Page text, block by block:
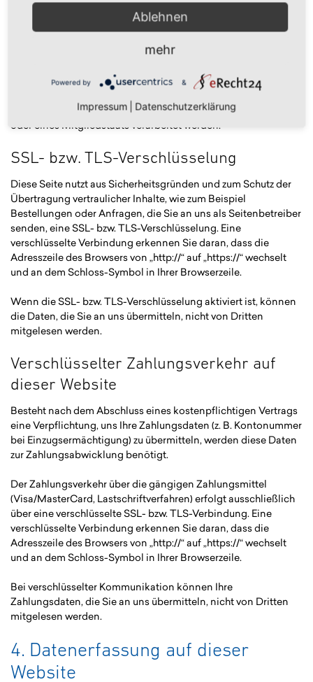
Wenn Sie die Verarbeitung Ihrer personenbezogenen Daten
eingeschränkt haben, dürfen diese Daten – von ihrer
Speicherung abgesehen – nur mit Ihrer Einwilligung oder zur
Rechtsansprüchen oder zum Schutz der Rechte einer anderen
natürlichen oder juristischen Person oder aus Gründen eines
wichtigen öffentlichen Interesses der Europäischen Union
oder eines Mitgliedstaats verarbeitet werden.
SSL- bzw. TLS-Verschlüsselung
Diese Seite nutzt aus Sicherheitsgründen und zum Schutz der
Übertragung vertraulicher Inhalte, wie zum Beispiel
Bestellungen oder Anfragen, die Sie an uns als Seitenbetreiber
senden, eine SSL- bzw. TLS-Verschlüsselung. Eine
verschlüsselte Verbindung erkennen Sie daran, dass die
Adresszeile des Browsers von „http://“ auf „https://“ wechselt
und an dem Schloss-Symbol in Ihrer Browserzeile.
Wenn die SSL- bzw. TLS-Verschlüsselung aktiviert ist, können
die Daten, die Sie an uns übermitteln, nicht von Dritten
mitgelesen werden.
Verschlüsselter Zahlungsverkehr auf
dieser Website
Besteht nach dem Abschluss eines kostenpflichtigen Vertrags
eine Verpflichtung, uns Ihre Zahlungsdaten (z. B. Kontonummer
bei Einzugsermächtigung) zu übermitteln, werden diese Daten
zur Zahlungsabwicklung benötigt.
Der Zahlungsverkehr über die gängigen Zahlungsmittel
(Visa/MasterCard, Lastschriftverfahren) erfolgt ausschließlich
über eine verschlüsselte SSL- bzw. TLS-Verbindung. Eine
verschlüsselte Verbindung erkennen Sie daran, dass die
Adresszeile des Browsers von „http://“ auf „https://“ wechselt
und an dem Schloss-Symbol in Ihrer Browserzeile.
Bei verschlüsselter Kommunikation können Ihre
Zahlungsdaten, die Sie an uns übermitteln, nicht von Dritten
mitgelesen werden.
4. Datenerfassung auf dieser
Website
Ablehnen
mehr
Powered by &
Impressum Datenschutzerklärung